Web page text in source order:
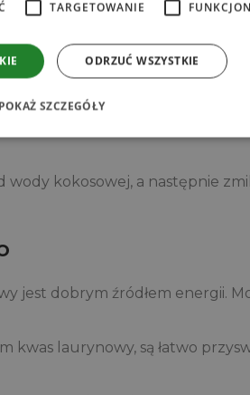
orzechów kokosowych. Jest to
Krem kokosowy jest często
kokosowej, a następnie
jest dobrym źródłem energii.
kwas laurynowy, są łatwo
TARGETOWANIE
ODRZUĆ WSZYSTKIE
POKAŻ SZCZEGÓŁY